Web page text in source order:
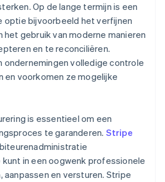
Op de lange termijn is een
bijvoorbeeld het verfijnen
het gebruik van moderne manieren
en te reconciliëren.
ondernemingen volledige controle
en voorkomen ze mogelijke
is essentieel om een
te garanderen. Stripe
kunt in een oogwenk professionele
aanpassen en versturen. Stripe